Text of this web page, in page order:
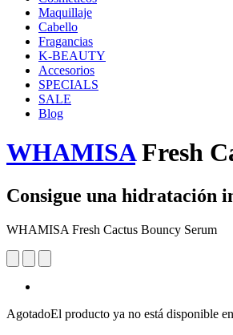
Maquillaje
Cabello
Fragancias
K-BEAUTY
Accesorios
SPECIALS
SALE
Blog
WHAMISAFresh
Consigue una hidratación
WHAMISA Fresh Cactus Bouncy Serum
AgotadoEl producto ya no está disponible